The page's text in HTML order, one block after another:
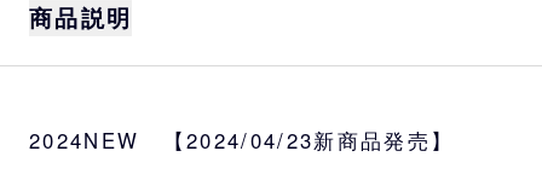
商品説明
種類
2024NEW 【2024/04/23新商品発売】